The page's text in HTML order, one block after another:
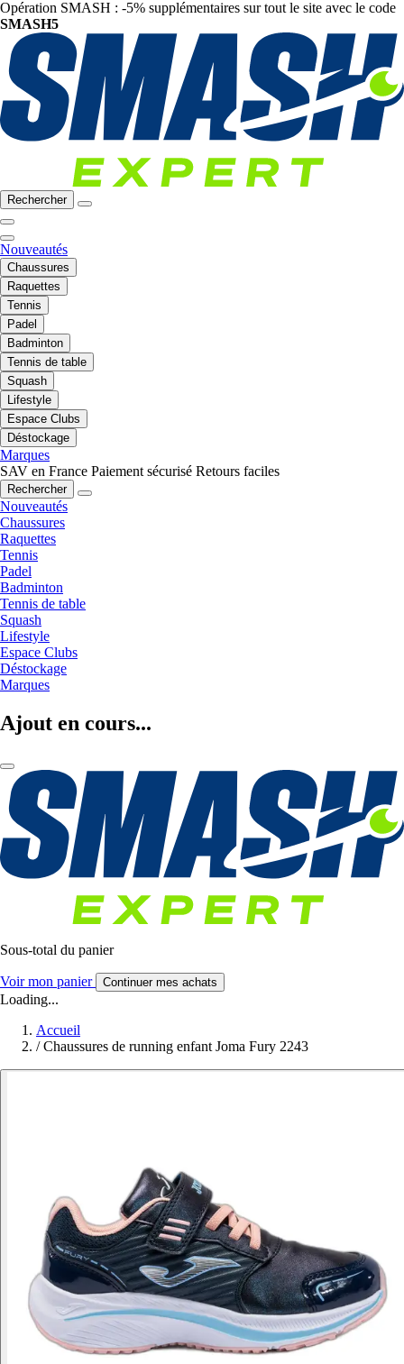
Opération SMASH : -5% supplémentaires sur tout le site avec le code
SMASH5
Rechercher
Nouveautés
Chaussures
Raquettes
Tennis
Padel
Badminton
Tennis de table
Squash
Lifestyle
Espace Clubs
Déstockage
Marques
SAV en France Paiement sécurisé Retours faciles
Rechercher
Nouveautés
Chaussures
Raquettes
Tennis
Padel
Badminton
Tennis de table
Squash
Lifestyle
Espace Clubs
Déstockage
Marques
Ajout en cours...
Sous-total du panier
Voir mon panier Continuer mes achats
Loading...
Accueil
/ Chaussures de running enfant Joma Fury 2243